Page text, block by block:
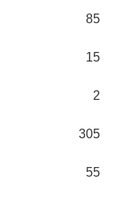
85
15
2
305
55